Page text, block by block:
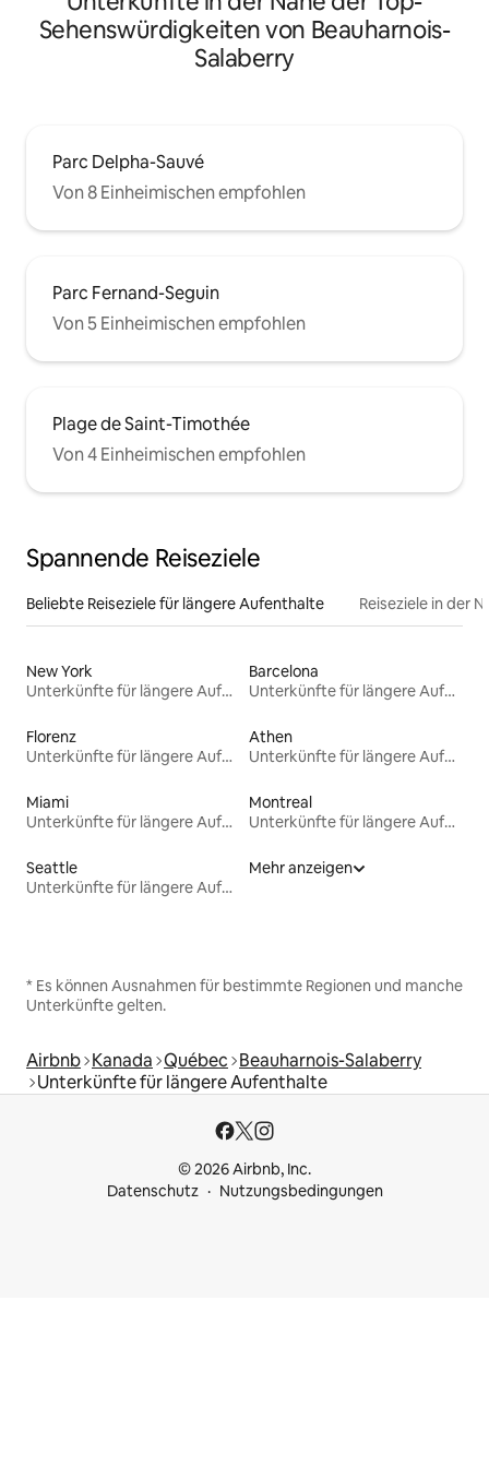
Sehenswürdigkeiten von Beauharnois-
Salaberry
Parc Delpha-Sauvé
Von 8 Einheimischen empfohlen
Parc Fernand-Seguin
Von 5 Einheimischen empfohlen
Plage de Saint-Timothée
Von 4 Einheimischen empfohlen
Spannende Reiseziele
Beliebte Reiseziele für längere Aufenthalte Reiseziele in der
New York
Unterkünfte für längere Aufenthalte
Barcelona
Unterkünfte für längere Aufenthalte
Florenz
Unterkünfte für längere Aufenthalte
Athen
Unterkünfte für längere Aufenthalte
Miami
Unterkünfte für längere Aufenthalte
Montreal
Unterkünfte für längere Aufenthalte
Seattle
Unterkünfte für längere Aufenthalte
Mehr anzeigen
* Es können Ausnahmen für bestimmte Regionen und manche
Unterkünfte gelten.
Airbnb Kanada Québec Beauharnois-Salaberry
Unterkünfte für längere Aufenthalte
© 2026 Airbnb, Inc.
Datenschutz
Nutzungsbedingungen